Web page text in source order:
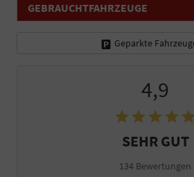
GEBRAUCHTFAHRZEUGE
Geparkte
4,9
SEHR GUT
134 Bewertungen